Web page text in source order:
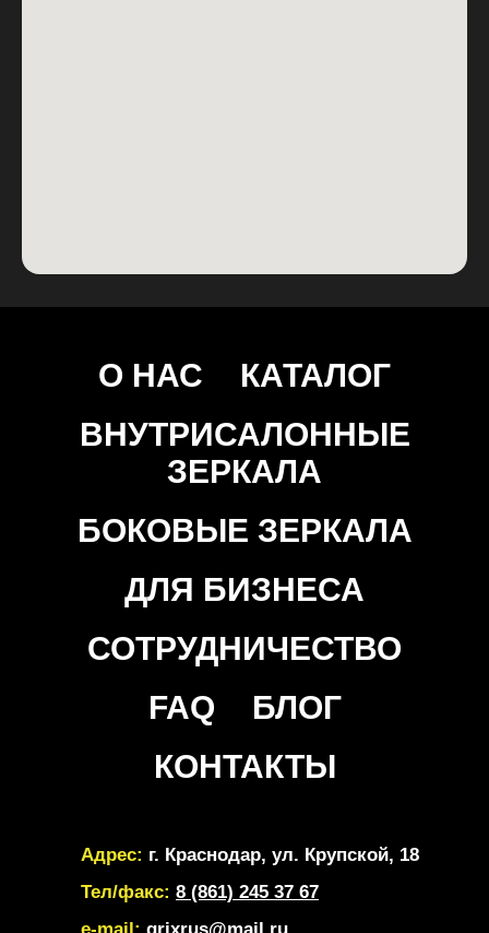
О НАС
КАТАЛОГ
ВНУТРИСАЛОННЫЕ
ЗЕРКАЛА
БОКОВЫЕ ЗЕРКАЛА
ДЛЯ БИЗНЕСА
СОТРУДНИЧЕСТВО
FAQ
БЛОГ
КОНТАКТЫ
Адрес: г. Краснодар, ул. Крупской, 18
Тел/факс: 8 (861) 245 37 67
e-mail: grixrus@mail.ru